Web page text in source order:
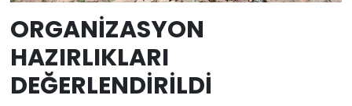
ORGANİZASYON
HAZIRLIKLARI
DEĞERLENDİRİLDİ